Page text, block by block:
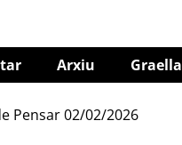
Arxiu Graella
Pensar 02/02/2026